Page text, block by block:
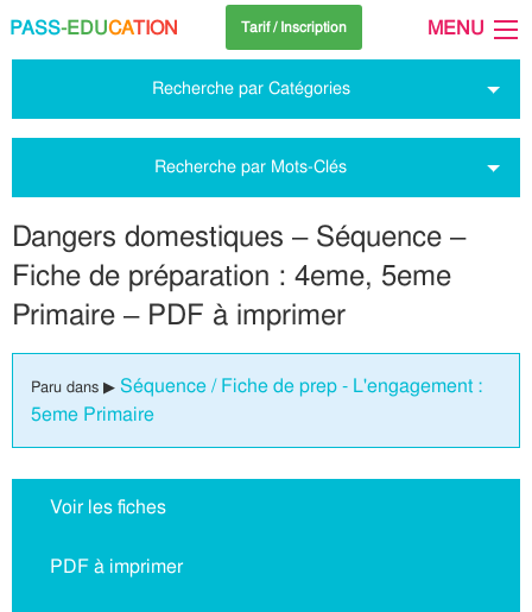
PASS-EDUCATION Tarif / Inscription MENU
Recherche par Catégories
Recherche par Mots-Clés
Dangers domestiques – Séquence –
Fiche de préparation : 4eme, 5eme
Primaire – PDF à imprimer
Paru dans ▶ Séquence / Fiche de prep - L'engagement :
5eme Primaire
Voir les fiches
PDF à imprimer